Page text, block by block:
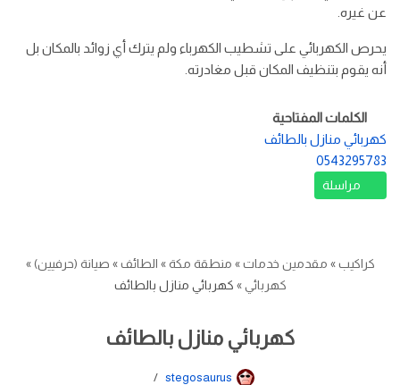
عن غيره.
يحرص الكهربائي على تشطيب الكهرباء ولم يترك أي زوائد بالمكان بل
أنه يقوم بتنظيف المكان قبل مغادرته.
الكلمات المفتاحية
كهربائي منازل بالطائف
0543295783
مراسلة
كراكيب» مقدمين خدمات» منطقة مكة» الطائف» صيانة (حرفيين)»
كهربائي» كهربائي منازل بالطائف
كهربائي منازل بالطائف
stegosaurus